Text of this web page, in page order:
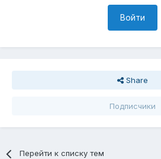
Войти
Share
Подписчики
Перейти к списку тем